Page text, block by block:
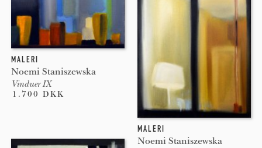
MALERI
Noemi Staniszewska
Vinduer IX
1.700 DKK
MALERI
Noemi Staniszewska